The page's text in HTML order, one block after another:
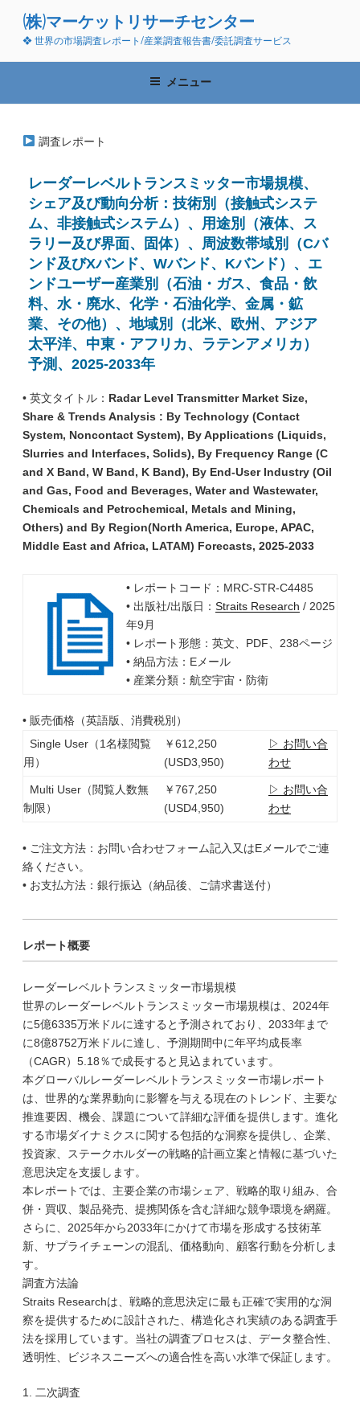
ン
(株)マーケットリサーチセンター
❖ 世界の市場調査レポート/産業調査報告書/委託調査サービス
メニュー
調査レポート
レーダーレベルトランスミッター市場規模、
シェア及び動向分析：技術別（接触式システ
ム、非接触式システム）、用途別（液体、ス
ラリー及び界面、固体）、周波数帯域別（Cバ
ンド及びXバンド、Wバンド、Kバンド）、エ
ンドユーザー産業別（石油・ガス、食品・飲
料、水・廃水、化学・石油化学、金属・鉱
業、その他）、地域別（北米、欧州、アジア
太平洋、中東・アフリカ、ラテンアメリカ）
予測、2025-2033年
• 英文タイトル： Radar Level Transmitter Market Size,
Share & Trends Analysis : By Technology (Contact
System, Noncontact System), By Applications (Liquids,
Slurries and Interfaces, Solids), By Frequency Range (C
and X Band, W Band, K Band), By End-User Industry (Oil
and Gas, Food and Beverages, Water and Wastewater,
Chemicals and Petrochemical, Metals and Mining,
Others) and By Region(North America, Europe, APAC,
Middle East and Africa, LATAM) Forecasts, 2025-2033
• レポートコード：MRC-STR-C4485
• 出版社/出版日： Straits Research / 2025
年9月
• レポート形態：英文、PDF、238ページ
• 納品方法：Eメール
• 産業分類：航空宇宙・防衛
• 販売価格（英語版、消費税別）
Single User（1名様閲覧
用）
￥612,250
(USD3,950)
▷ お問い合
わせ
Multi User（閲覧人数無
制限）
￥767,250
(USD4,950)
▷ お問い合
わせ
• ご注文方法：お問い合わせフォーム記入又はEメールでご連
絡ください。
• お支払方法：銀行振込（納品後、ご請求書送付）
レポート概要
レーダーレベルトランスミッター市場規模
世界のレーダーレベルトランスミッター市場規模は、2024年
に5億6335万米ドルに達すると予測されており、2033年まで
に8億8752万米ドルに達し、予測期間中に年平均成長率
（CAGR）5.18％で成長すると見込まれています。
本グローバルレーダーレベルトランスミッター市場レポート
は、世界的な業界動向に影響を与える現在のトレンド、主要な
推進要因、機会、課題について詳細な評価を提供します。進化
する市場ダイナミクスに関する包括的な洞察を提供し、企業、
投資家、ステークホルダーの戦略的計画立案と情報に基づいた
意思決定を支援します。
本レポートでは、主要企業の市場シェア、戦略的取り組み、合
併・買収、製品発売、提携関係を含む詳細な競争環境を網羅。
さらに、2025年から2033年にかけて市場を形成する技術革
新、サプライチェーンの混乱、価格動向、顧客行動を分析しま
す。
調査方法論
Straits Researchは、戦略的意思決定に最も正確で実用的な洞
察を提供するために設計された、構造化され実績のある調査手
法を採用しています。当社の調査プロセスは、データ整合性、
透明性、ビジネスニーズへの適合性を高い水準で保証します。
1. 二次調査